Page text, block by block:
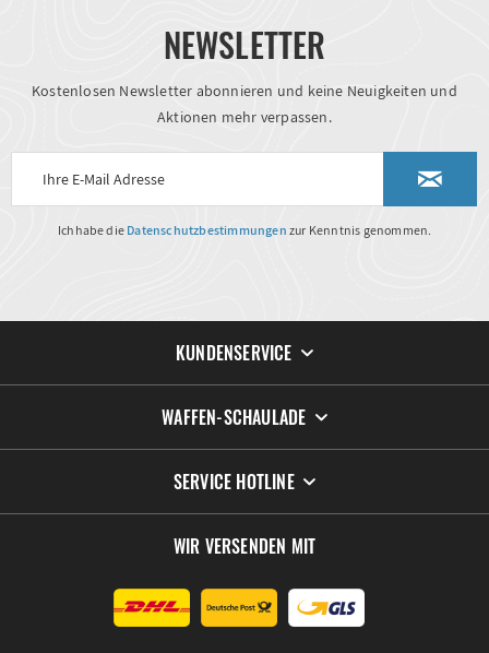
NEWSLETTER
Kostenlosen Newsletter abonnieren und keine Neuigkeiten und
Aktionen mehr verpassen.
Ich habe die Datenschutzbestimmungen zur Kenntnis genommen.
KUNDENSERVICE
WAFFEN-SCHAULADE
SERVICE HOTLINE
WIR VERSENDEN MIT